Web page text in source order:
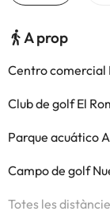
A prop
Centro comercial
Club de golf El
Parque acuático
Campo de golf
Totes les